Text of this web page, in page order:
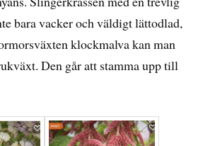
bara vacker och väldigt lättodlad,
klockmalva kan man
Den går att stamma upp till